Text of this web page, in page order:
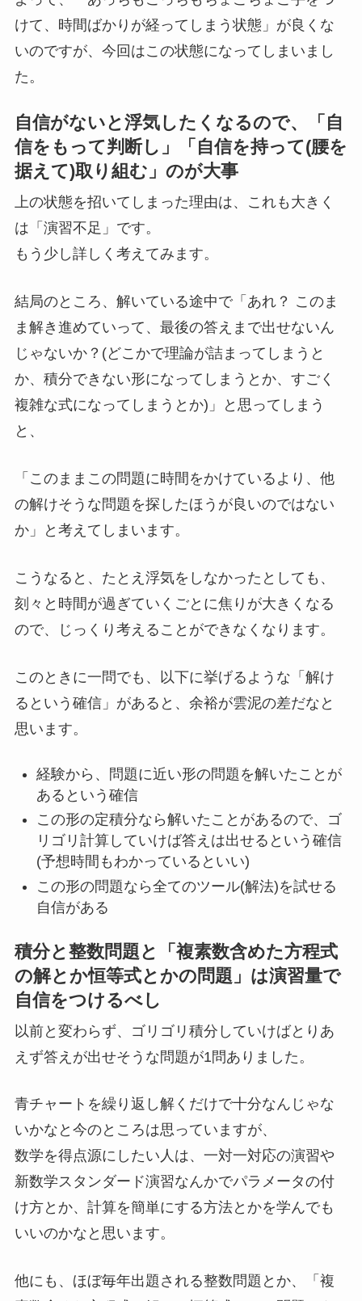
けて、時間ばかりが経ってしまう状態」が良くな
いのですが、今回はこの状態になってしまいまし
た。
自信がないと浮気したくなるので、「自
信をもって判断し」「自信を持って(腰を
据えて)取り組む」のが大事
上の状態を招いてしまった理由は、これも大きく
は「演習不足」です。
もう少し詳しく考えてみます。
結局のところ、解いている途中で「あれ？ このま
ま解き進めていって、最後の答えまで出せないん
じゃないか？(どこかで理論が詰まってしまうと
か、積分できない形になってしまうとか、すごく
複雑な式になってしまうとか)」と思ってしまう
と、
「このままこの問題に時間をかけているより、他
の解けそうな問題を探したほうが良いのではない
か」と考えてしまいます。
こうなると、たとえ浮気をしなかったとしても、
刻々と時間が過ぎていくごとに焦りが大きくなる
ので、じっくり考えることができなくなります。
このときに一問でも、以下に挙げるような「解け
るという確信」があると、余裕が雲泥の差だなと
思います。
経験から、問題に近い形の問題を解いたことが
あるという確信
この形の定積分なら解いたことがあるので、ゴ
リゴリ計算していけば答えは出せるという確信
(予想時間もわかっているといい)
この形の問題なら全てのツール(解法)を試せる
自信がある
積分と整数問題と「複素数含めた方程式
の解とか恒等式とかの問題」は演習量で
自信をつけるべし
以前と変わらず、ゴリゴリ積分していけばとりあ
えず答えが出せそうな問題が1問ありました。
青チャートを繰り返し解くだけで十分なんじゃな
いかなと今のところは思っていますが、
数学を得点源にしたい人は、一対一対応の演習や
新数学スタンダード演習なんかでパラメータの付
け方とか、計算を簡単にする方法とかを学んでも
いいのかなと思います。
他にも、ほぼ毎年出題される整数問題とか、「複